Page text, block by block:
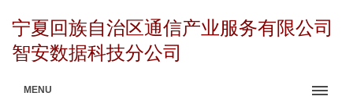
宁夏回族自治区通信产业服务有限公司
智安数据科技分公司
MENU